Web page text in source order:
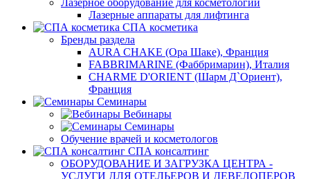
Лазерное оборудование для косметологии
Лазерные аппараты для лифтинга
СПА косметика
Бренды раздела
AURA CHAKE (Ора Шаке), Франция
FABBRIMARINE (Фаббримарин), Италия
CHARME D'ORIENT (Шарм Д`Ориент),
Франция
Семинары
Вебинары
Семинары
Обучение врачей и косметологов
СПА консалтинг
ОБОРУДОВАНИЕ И ЗАГРУЗКА ЦЕНТРА -
УСЛУГИ ДЛЯ ОТЕЛЬЕРОВ И ДЕВЕЛОПЕРОВ